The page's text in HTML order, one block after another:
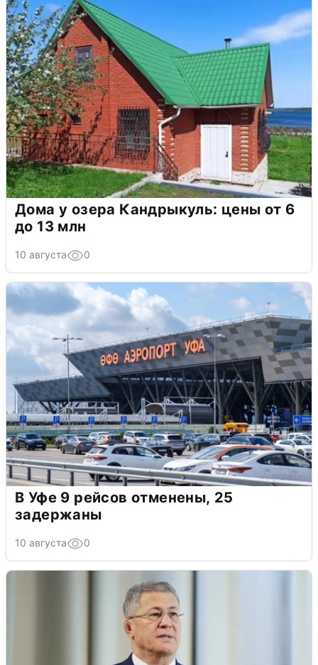
Дома у озера Кандрыкуль: цены от 6
до 13 млн
10 августа 0
В Уфе 9 рейсов отменены, 25
задержаны
10 августа 0